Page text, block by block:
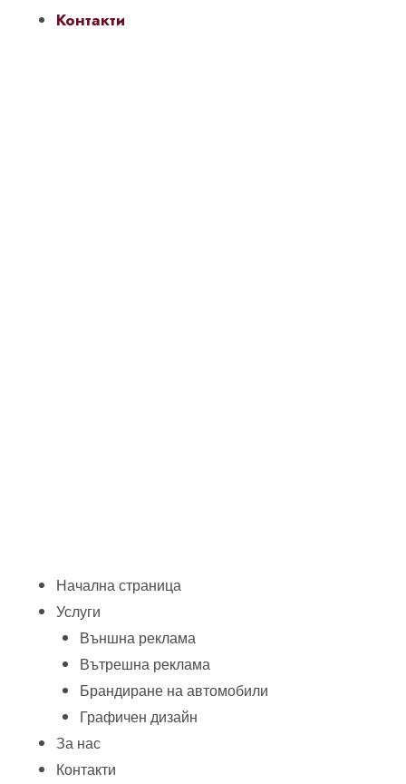
Контакти
Начална страница
Услуги
Външна реклама
Вътрешна реклама
Брандиране на автомобили
Графичен дизайн
За нас
Контакти